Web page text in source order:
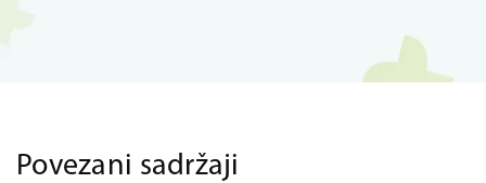
Povezani sadržaji